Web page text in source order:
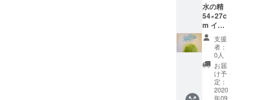
水の精
54×27c
m イラ
スト
ボー
ド 画
材 ア
クリ
ル、イ
ンク ※
支援
者：
0人
お届
け予
定：
2020
年09